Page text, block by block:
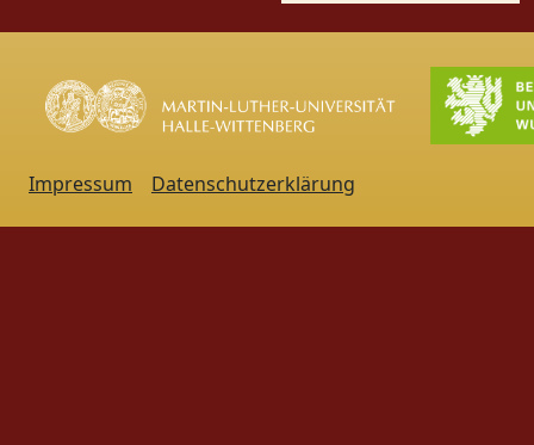
Impressum Datenschutzerklärung